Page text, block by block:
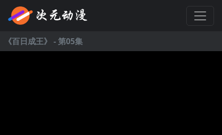
《百日成王》 - 第05集